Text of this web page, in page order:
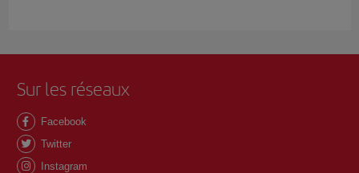
Sur les réseaux
Facebook
Twitter
Instagram